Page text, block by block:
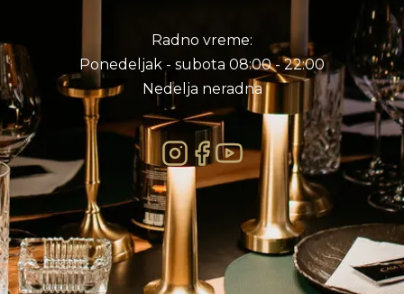
Radno vreme:
Ponedeljak - subota 08:00 - 22:00
Nedelja neradna